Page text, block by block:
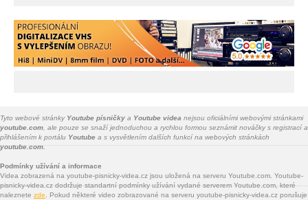
Tyto webové stránky Youtube písničky a Youtube videa nejsou oficiálními webovými stránkami
youtube.com , ale pouze se snaží jednoduchou a rychlou formou seznámit nováčky s registrací a
přihlášením k portálu Youtube a s vysvětlením dalších funkcí na webových stránkách
youtube.com.
Podmínky užívání a informace
Videa zobrazená na youtube-pisnicky-videa.cz jsou uložená na serveru Youtube.com. Youtube-
pisnicky-videa.cz dodržuje standartní podmínky užívání vydané serverem Youtube.com, které
naleznete zde . Pokud některé video zobrazované na serveru youtube-pisnicky-videa.cz porušuje